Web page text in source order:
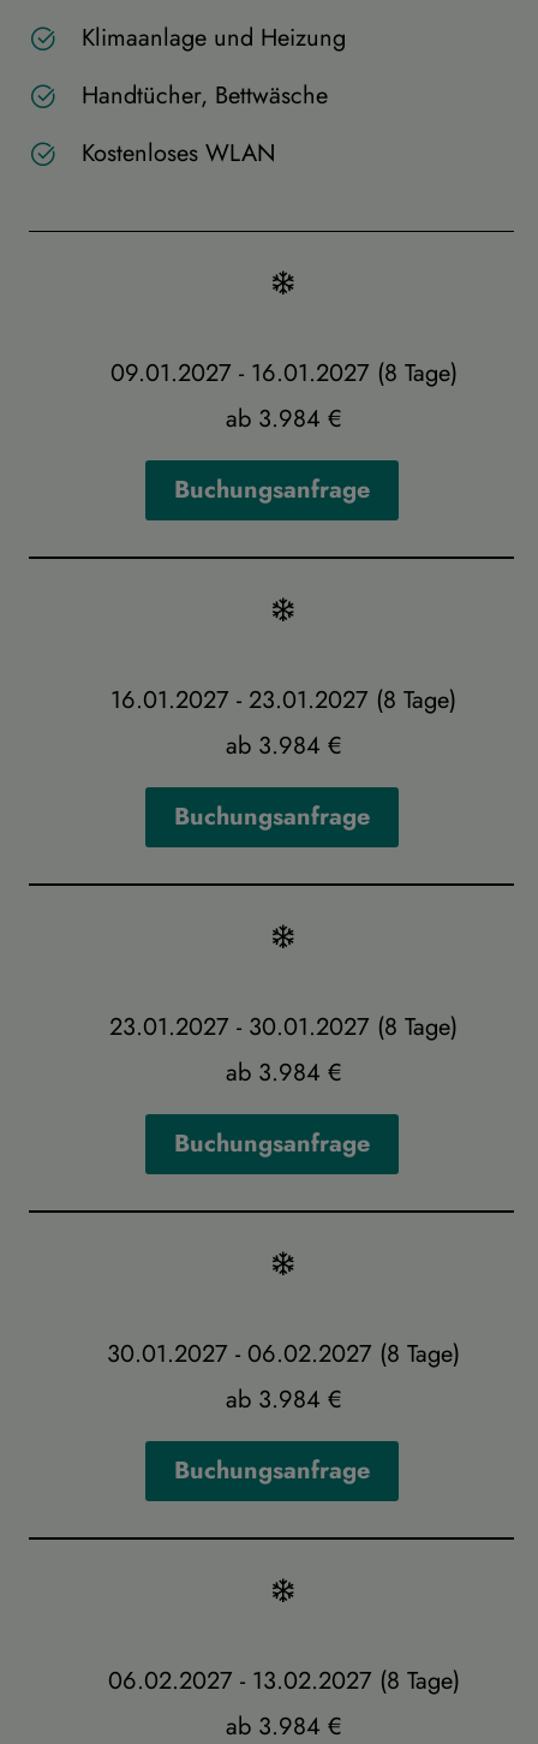
Klimaanlage und Heizung
Handtücher, Bettwäsche
Kostenloses WLAN
09.01.2027 - 16.01.2027 (8 Tage)
ab 3.984 €
Buchungsanfrage
16.01.2027 - 23.01.2027 (8 Tage)
ab 3.984 €
Buchungsanfrage
23.01.2027 - 30.01.2027 (8 Tage)
ab 3.984 €
Buchungsanfrage
30.01.2027 - 06.02.2027 (8 Tage)
ab 3.984 €
Buchungsanfrage
06.02.2027 - 13.02.2027 (8 Tage)
ab 3.984 €